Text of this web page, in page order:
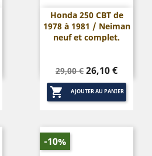
Honda 250 CBT de
1978 à 1981 / Neiman
neuf et complet.
Prix
de
base
29,00 € Prix
26,10 €
 AJOUTER AU PANIER
-10%